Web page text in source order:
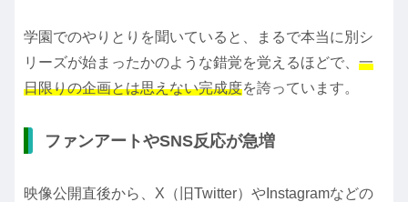
学園でのやりとりを聞いていると、まるで本当に別シ
リーズが始まったかのような錯覚を覚えるほどで、 一
日限りの企画とは思えない完成度を誇っています。
ファンアートやSNS反応が急増
映像公開直後から、X（旧Twitter）やInstagramなどの